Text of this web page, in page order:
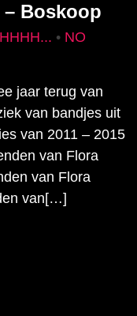
Boskoop
• NO
jaar terug van
van bandjes uit
van 2011 – 2015
van Flora
van Flora
van[…]